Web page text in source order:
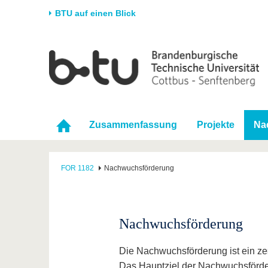
BTU auf einen Blick
Universität
Karriere & Engagement
Forschung
Förderung
Vor
Im
Zusammenfassung Projekte
FOR 1182 Nachwuchsförderung
Nachwuchsförderung
Die Nachwuchsförderung ist ein